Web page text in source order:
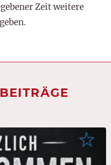
Zeit weitere